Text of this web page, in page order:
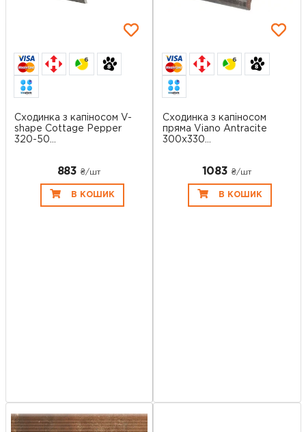
6
Сходинка з капіносом V-
shape Cottage Pepper
320-50...
883 ₴/шт
В КОШИК
6
Сходинка з капіносом
пряма Viano Antracite
300x330...
1083 ₴/шт
В КОШИК